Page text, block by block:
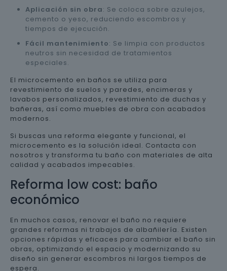
Aplicación sin obra: Se coloca sobre azulejos,
cemento o yeso, reduciendo escombros y
tiempos de ejecución.
Fácil mantenimiento: Se limpia con productos
neutros sin necesidad de tratamientos
especiales.
El microcemento en baños se utiliza para
revestimiento de suelos y paredes, encimeras y
lavabos personalizados, revestimiento de duchas y
bañeras, así como muebles de obra con acabados
modernos.
Si buscas una reforma elegante y funcional, el
microcemento es la solución ideal. Contacta con
nosotros y transforma tu baño con materiales de alta
calidad y acabados impecables.
Reforma low cost: baño
económico
En muchos casos, renovar el baño no requiere
grandes reformas ni trabajos de albañilería. Existen
opciones rápidas y eficaces para cambiar el baño sin
obras, optimizando el espacio y modernizando su
diseño sin generar escombros ni largos tiempos de
espera.